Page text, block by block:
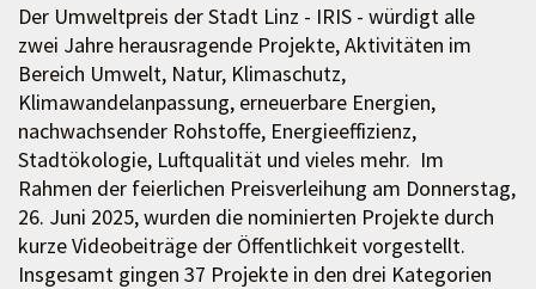
Der Umweltpreis der Stadt Linz - IRIS - würdigt alle
zwei Jahre herausragende Projekte, Aktivitäten im
Bereich Umwelt, Natur, Klimaschutz,
Klimawandelanpassung, erneuerbare Energien,
nachwachsender Rohstoffe, Energieeffizienz,
Stadtökologie, Luftqualität und vieles mehr. Im
Rahmen der feierlichen Preisverleihung am Donnerstag,
26. Juni 2025, wurden die nominierten Projekte durch
kurze Videobeiträge der Öffentlichkeit vorgestellt.
Insgesamt gingen 37 Projekte in den drei Kategorien